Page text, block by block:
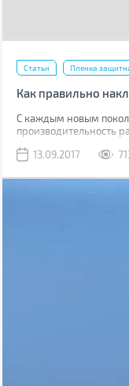
Статьи Пленка
Как правильно
С каждым новым
производительность
13.09.2017